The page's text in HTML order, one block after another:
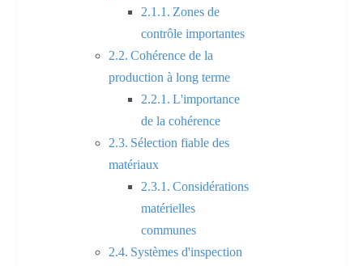
Zones de
contrôle importantes
Cohérence de la
production à long terme
L'importance
de la cohérence
Sélection fiable des
matériaux
Considérations
matérielles
communes
Systèmes d'inspection